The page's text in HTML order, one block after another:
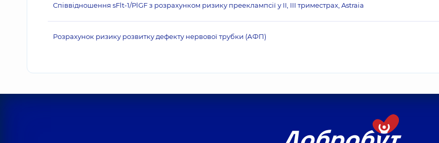
Співвідношення sFlt-1/PlGF з розрахунком ризику прееклампсії у ІІ, ІІІ триместрах, Astraia
Розрахунок ризику розвитку дефекту нервової трубки (АФП)